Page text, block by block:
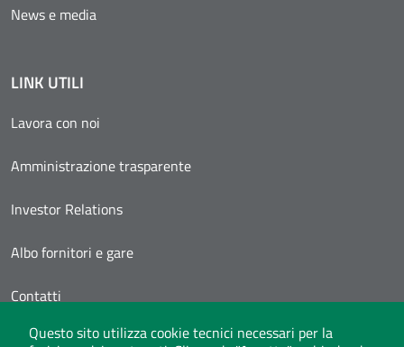
Questo sito utilizza cookie tecnici necessari per la
News e media
LINK UTILI
Lavora con noi
Amministrazione trasparente
Investor Relations
Albo fornitori e gare
Contatti
Area Personale